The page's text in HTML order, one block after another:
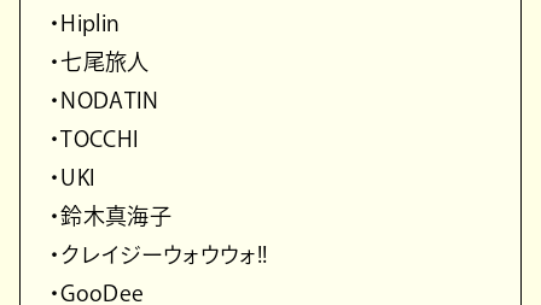
・Hiplin
・七尾旅人
・NODATIN
・TOCCHI
・UKI
・鈴木真海子
・クレイジーウォウウォ!!
・GooDee